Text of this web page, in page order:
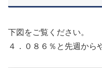
下図をご覧ください。
４．０８６％と先週から